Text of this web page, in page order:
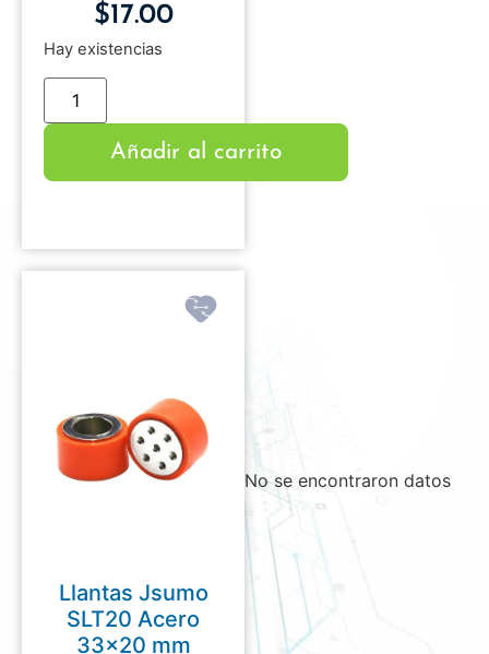
$17.00
Hay existencias
Añadir al carrito
Llantas Jsumo
SLT20 Acero
33×20 mm
No se encontraron datos